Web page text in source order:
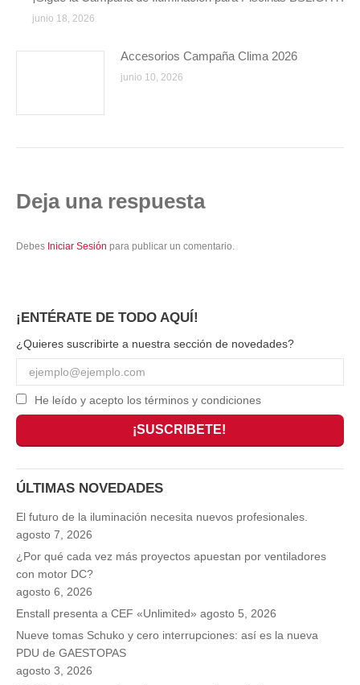
junio 18, 2026
Accesorios Campaña Clima 2026
junio 10, 2026
Deja una respuesta
Debes Iniciar Sesión para publicar un comentario.
¡ENTÉRATE DE TODO AQUÍ!
¿Quieres suscribirte a nuestra sección de novedades?
He leído y acepto los términos y condiciones
ÚLTIMAS NOVEDADES
El futuro de la iluminación necesita nuevos profesionales.
agosto 7, 2026
¿Por qué cada vez más proyectos apuestan por ventiladores
con motor DC?
agosto 6, 2026
Enstall presenta a CEF «Unlimited» agosto 5, 2026
Nueve tomas Schuko y cero interrupciones: así es la nueva
PDU de GAESTOPAS
agosto 3, 2026